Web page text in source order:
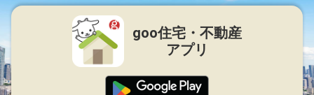
goo住宅・不動産
アプリ